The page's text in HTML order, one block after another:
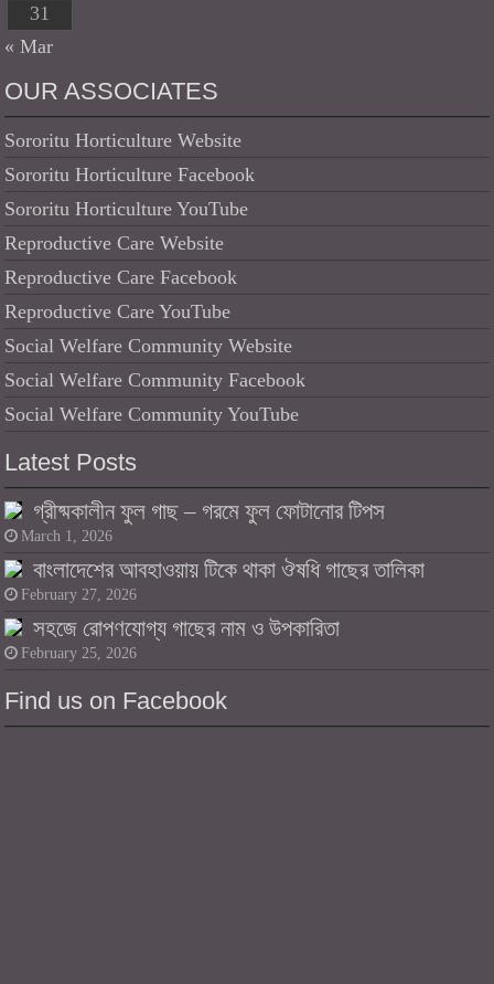
31
« Mar
OUR ASSOCIATES
Sororitu Horticulture Website
Sororitu Horticulture Facebook
Sororitu Horticulture YouTube
Reproductive Care Website
Reproductive Care Facebook
Reproductive Care YouTube
Social Welfare Community Website
Social Welfare Community Facebook
Social Welfare Community YouTube
Latest Posts
গ্রীষ্মকালীন ফুল গাছ – গরমে ফুল ফোটানোর টিপস
March 1, 2026
বাংলাদেশের আবহাওয়ায় টিকে থাকা ঔষধি গাছের তালিকা
February 27, 2026
সহজে রোপণযোগ্য গাছের নাম ও উপকারিতা
February 25, 2026
Find us on Facebook